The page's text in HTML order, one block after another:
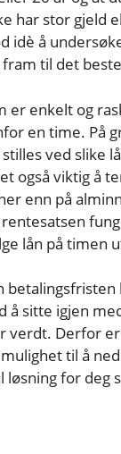
har stor gjeld
idè å
til det
enkelt og
en time. På
ved slike
også viktig å
enn på
lån på timen
å sitte igjen
Derfor
til å
for deg